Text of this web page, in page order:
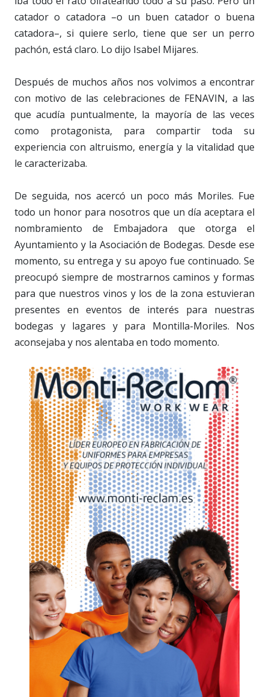
catador o catadora –o un buen catador o buena
catadora–, si quiere serlo, tiene que ser un perro
pachón, está claro. Lo dijo Isabel Mijares.
Después de muchos años nos volvimos a encontrar
con motivo de las celebraciones de FENAVIN, a las
que acudía puntualmente, la mayoría de las veces
como protagonista, para compartir toda su
experiencia con altruismo, energía y la vitalidad que
le caracterizaba.
De seguida, nos acercó un poco más Moriles. Fue
todo un honor para nosotros que un día aceptara el
nombramiento de Embajadora que otorga el
Ayuntamiento y la Asociación de Bodegas. Desde ese
momento, su entrega y su apoyo fue continuado. Se
preocupó siempre de mostrarnos caminos y formas
para que nuestros vinos y los de la zona estuvieran
presentes en eventos de interés para nuestras
bodegas y lagares y para Montilla-Moriles. Nos
aconsejaba y nos alentaba en todo momento.